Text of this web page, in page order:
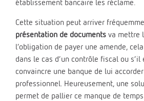
établissement bancaire les réclame.
Cette situation peut arriver
présentation de documents va mettre
l’obligation de payer une amende,
dans le cas d’un contrôle fiscal ou s’il
convaincre une banque de lui
professionnel. Heureusement, une
permet de pallier ce manque de